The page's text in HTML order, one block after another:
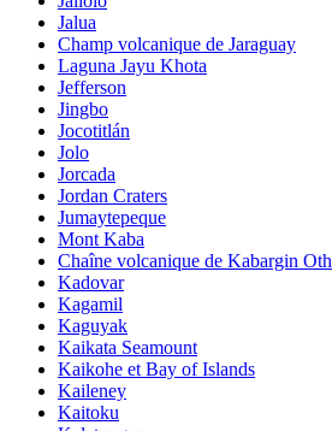
Jalua
Champ volcanique de Jaraguay
Laguna Jayu Khota
Jefferson
Jingbo
Jocotitlán
Jolo
Jorcada
Jordan Craters
Jumaytepeque
Mont Kaba
Chaîne volcanique de Kabargin Oth
Kadovar
Kagamil
Kaguyak
Kaikata Seamount
Kaikohe et Bay of Islands
Kaileney
Kaitoku